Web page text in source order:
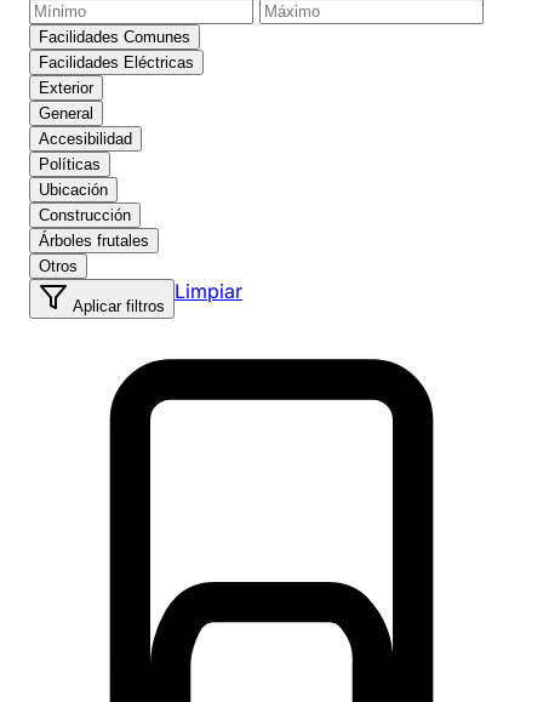
Facilidades Comunes
Facilidades Eléctricas
Exterior
General
Accesibilidad
Políticas
Ubicación
Construcción
Árboles frutales
Otros
Aplicar filtros
Limpiar